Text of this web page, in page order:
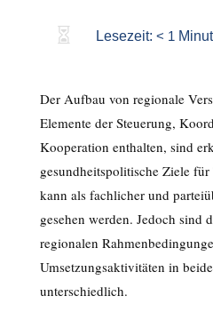
 Lesezeit: < 1
Der Aufbau von regionale
Elemente der Steuerung,
Kooperation enthalten, sind
gesundheitspolitische Ziele
kann als fachlicher und
gesehen werden. Jedoch sind
regionalen
Umsetzungsaktivitäten in
unterschiedlich.